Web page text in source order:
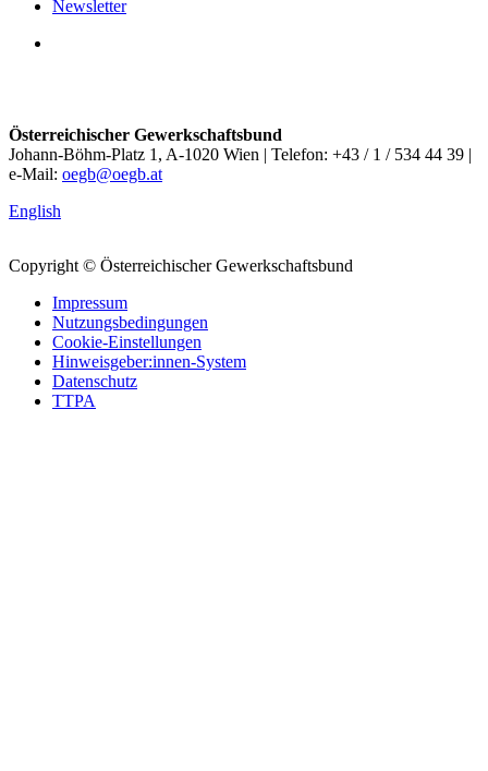
Newsletter
Österreichischer Gewerkschaftsbund
Johann-Böhm-Platz 1, A-1020 Wien | Telefon: +43 / 1 / 534 44 39 |
e-Mail: oegb@oegb.at
English
Copyright © Österreichischer Gewerkschaftsbund
Impressum
Nutzungsbedingungen
Cookie-Einstellungen
Hinweisgeber:innen-System
Datenschutz
TTPA